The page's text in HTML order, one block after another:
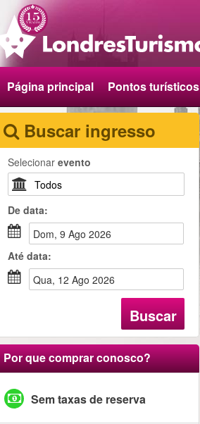
Página principal Pontos turísticos
Buscar ingresso
Selecionar evento
De data:
dom, 9 Ago 2026
Até data:
qua, 12 Ago 2026
Buscar
Por que comprar conosco?
Sem taxas de reserva